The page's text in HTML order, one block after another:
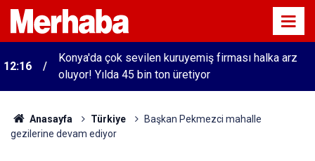
12:16
Konya'da çok sevilen kuruyemiş firması halka arz
oluyor! Yılda 45 bin ton üretiyor
Anasayfa Türkiye
Başkan Pekmezci mahalle
gezilerine devam ediyor